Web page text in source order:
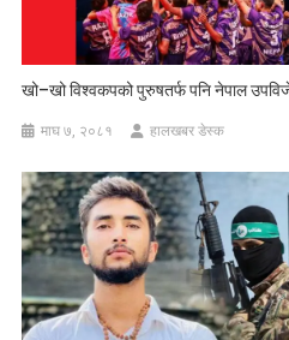
खो–खो विश्वकपको पुरुषतर्फ पनि नेपाल
माघ ७, २०८१ हालखबर डेस्क